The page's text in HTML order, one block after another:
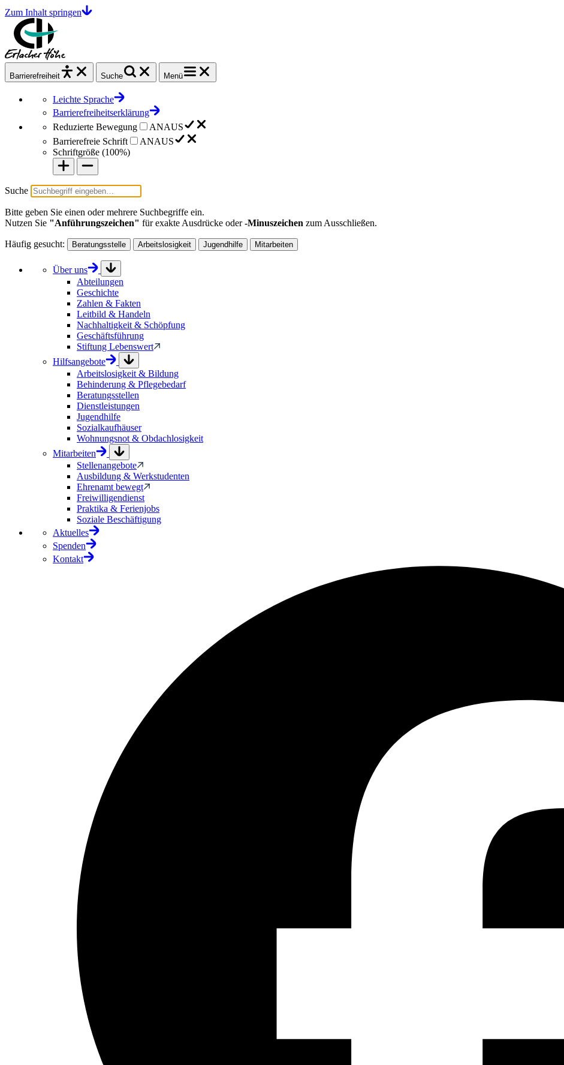
Zum Inhalt springen
Barrierefrei heit Suche Menü
Leichte Sprache
Barrierefreiheitserklärung
Reduzierte Bewegung
ANAUS
Barrierefreie Schrift
ANAUS
Schriftgröße (100%)
Suche
Bitte geben Sie einen oder mehrere Suchbegriffe ein.
Nutzen Sie "Anführungszeichen" für exakte Ausdrücke oder-Minuszeichen zum Ausschließen.
Häufig gesucht: Beratungsstelle Arbeitslosigkeit Jugendhilfe Mitarbeiten
Über uns
Abteilungen
Geschichte
Zahlen & Fakten
Leitbild & Handeln
Nachhaltigkeit & Schöpfung
Geschäftsführung
Stiftung Lebenswert
Hilfsangebote
Arbeitslosigkeit & Bildung
Behinderung & Pflegebedarf
Beratungsstellen
Dienstleistungen
Jugendhilfe
Sozialkaufhäuser
Wohnungsnot & Obdachlosigkeit
Mitarbeiten
Stellenangebote
Ausbildung & Werkstudenten
Ehrenamt bewegt
Freiwilligendienst
Praktika & Ferienjobs
Soziale Beschäftigung
Aktuelles
Spenden
Kontakt